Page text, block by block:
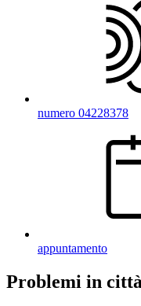
numero 04228378
appuntamento
Problemi in città